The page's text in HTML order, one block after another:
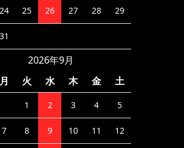
24 25 26 27 28 29
31
2026年9月
月 火 水 木 金 土
1 2 3 4 5
7 8 9 10 11 12